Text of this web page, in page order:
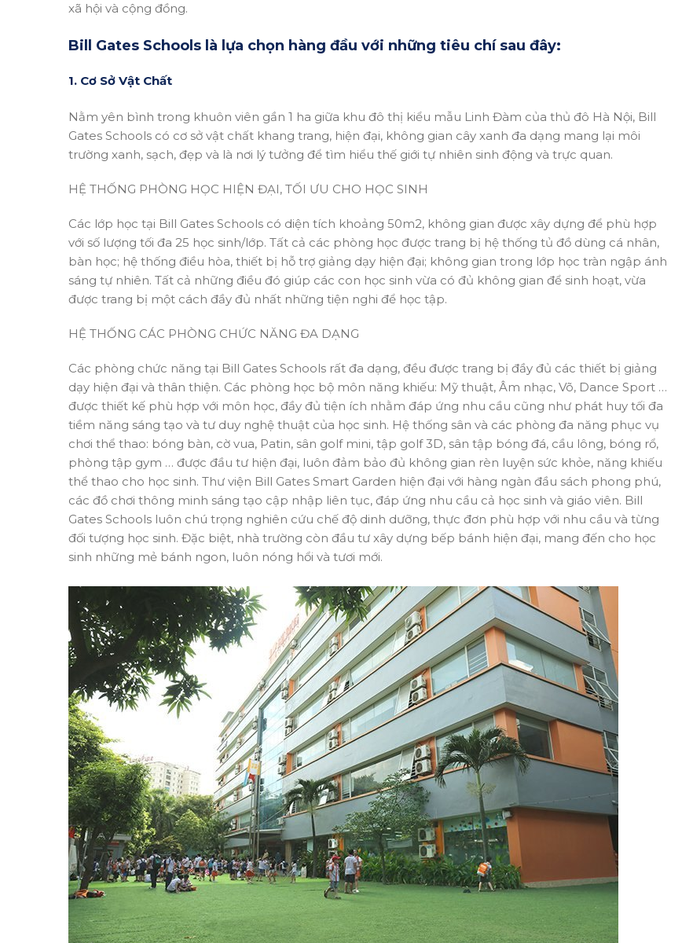
xã hội và cộng đồng.
Bill Gates Schools là lựa chọn hàng đầu với những tiêu chí sau đây:
1. Cơ Sở Vật Chất
Nằm yên bình trong khuôn viên gần 1 ha giữa khu đô thị kiểu mẫu Linh Đàm của thủ đô Hà Nội, Bill
Gates Schools có cơ sở vật chất khang trang, hiện đại, không gian cây xanh đa dạng mang lại môi
trường xanh, sạch, đẹp và là nơi lý tưởng để tìm hiểu thế giới tự nhiên sinh động và trực quan.
HỆ THỐNG PHÒNG HỌC HIỆN ĐẠI, TỐI ƯU CHO HỌC SINH
Các lớp học tại Bill Gates Schools có diện tích khoảng 50m2, không gian được xây dựng để phù hợp
với số lượng tối đa 25 học sinh/lớp. Tất cả các phòng học được trang bị hệ thống tủ đồ dùng cá nhân,
bàn học; hệ thống điều hòa, thiết bị hỗ trợ giảng dạy hiện đại; không gian trong lớp học tràn ngập ánh
sáng tự nhiên. Tất cả những điều đó giúp các con học sinh vừa có đủ không gian để sinh hoạt, vừa
được trang bị một cách đầy đủ nhất những tiện nghi để học tập.
HỆ THỐNG CÁC PHÒNG CHỨC NĂNG ĐA DẠNG
Các phòng chức năng tại Bill Gates Schools rất đa dạng, đều được trang bị đầy đủ các thiết bị giảng
dạy hiện đại và thân thiện. Các phòng học bộ môn năng khiếu: Mỹ thuật, Âm nhạc, Võ, Dance Sport …
được thiết kế phù hợp với môn học, đầy đủ tiện ích nhằm đáp ứng nhu cầu cũng như phát huy tối đa
tiềm năng sáng tạo và tư duy nghệ thuật của học sinh. Hệ thống sân và các phòng đa năng phục vụ
chơi thể thao: bóng bàn, cờ vua, Patin, sân golf mini, tập golf 3D, sân tập bóng đá, cầu lông, bóng rổ,
phòng tập gym … được đầu tư hiện đại, luôn đảm bảo đủ không gian rèn luyện sức khỏe, năng khiếu
thể thao cho học sinh. Thư viện Bill Gates Smart Garden hiện đại với hàng ngàn đầu sách phong phú,
các đồ chơi thông minh sáng tạo cập nhập liên tục, đáp ứng nhu cầu cả học sinh và giáo viên. Bill
Gates Schools luôn chú trọng nghiên cứu chế độ dinh dưỡng, thực đơn phù hợp với nhu cầu và từng
đối tượng học sinh. Đặc biệt, nhà trường còn đầu tư xây dựng bếp bánh hiện đại, mang đến cho học
sinh những mẻ bánh ngon, luôn nóng hổi và tươi mới.